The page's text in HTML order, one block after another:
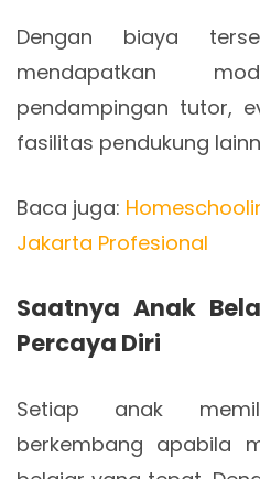
Dengan biaya
mendapatkan
pendampingan tutor,
fasilitas pendukung
Baca juga:
Jakarta Profesional
Saatnya Anak
Percaya Diri
Setiap anak
berkembang apabila